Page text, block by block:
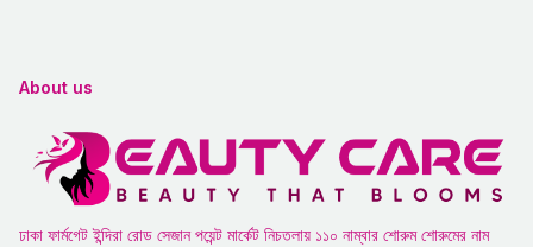
About us
ঢাকা ফার্মগেট ইন্দিরা রোড সেজান পয়েন্ট মার্কেট নিচতলায় ১১০ নাম্বার শোরুম শোরুমের নাম